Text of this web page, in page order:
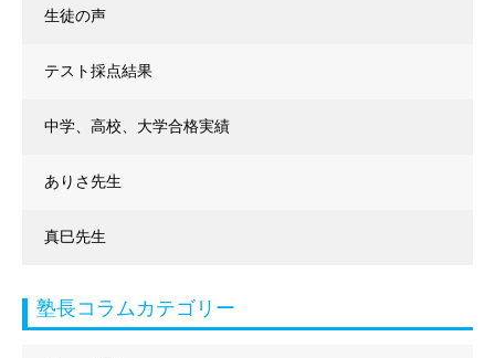
生徒の声
テスト採点結果
中学、高校、大学合格実績
ありさ先生
真巳先生
塾長コラムカテゴリー